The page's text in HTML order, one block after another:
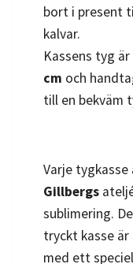
bort i present
kalvar.
Kassens tyg
cm och
till en bekväm
Varje
Gillbergs
sublimering.
tryckt kasse
med ett